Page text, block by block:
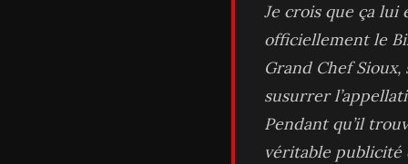
Je crois que ça lui
officiellement le
Grand Chef
susurrer
Pendant qu’il
véritable publicité